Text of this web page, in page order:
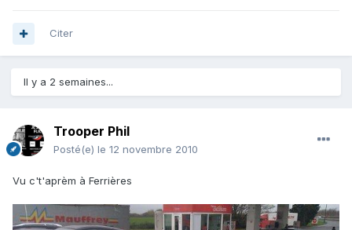
Citer
Il y a 2 semaines...
Trooper Phil
Posté(e) le 12 novembre 2010
Vu c't'aprèm à Ferrières